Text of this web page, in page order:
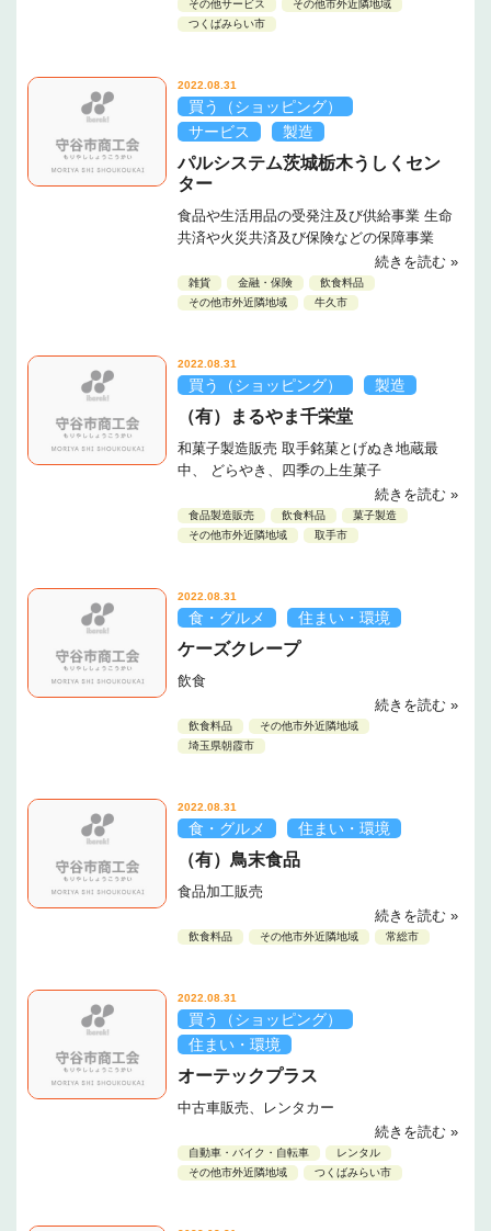
その他サービス
その他市外近隣地域
つくばみらい市
2022.08.31
買う（ショッピング）
サービス
製造
パルシステム茨城栃木うしくセン
ター
食品や生活用品の受発注及び供給事業 生命
共済や火災共済及び保険などの保障事業
続きを読む »
雑貨 金融・保険
飲食料品
その他市外近隣地域
牛久市
2022.08.31
買う（ショッピング） 製造
（有）まるやま千栄堂
和菓子製造販売 取手銘菓とげぬき地蔵最
中、 どらやき、四季の上生菓子
続きを読む »
食品製造販売 飲食料品
菓子製造
その他市外近隣地域
取手市
2022.08.31
食・グルメ 住まい・環境
ケーズクレープ
飲食
続きを読む »
飲食料品
その他市外近隣地域
埼玉県朝霞市
2022.08.31
食・グルメ 住まい・環境
（有）鳥末食品
食品加工販売
続きを読む »
飲食料品 その他市外近隣地域 常総市
2022.08.31
買う（ショッピング）
住まい・環境
オーテックプラス
中古車販売、レンタカー
続きを読む »
自動車・バイク・自転車
レンタル
その他市外近隣地域
つくばみらい市